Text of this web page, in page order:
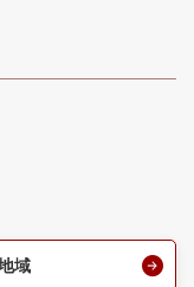
域